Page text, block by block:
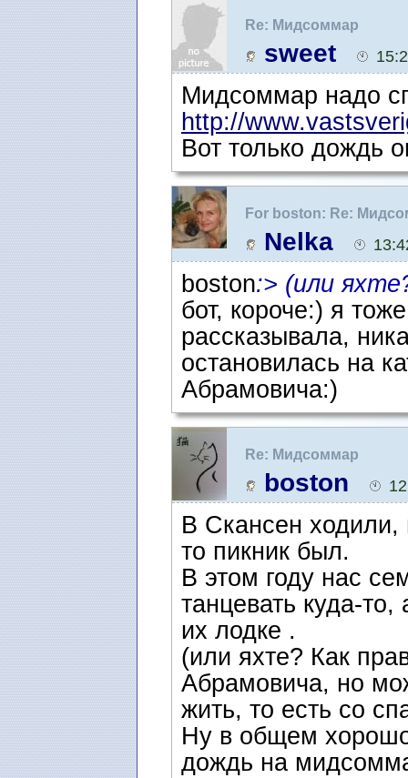
Re: Мидсоммар
sweet
Мидсоммар надо
http://
Вот только дождь
For boston: Re:
Nelka
boston:> (или
бот, короче:) я
рассказывала,
остановилась на
Абрамовича:)
Re: Мидсоммар
boston
В Скансен
то пикник был.
В этом году нас
танцевать куда-
их лодке .
(или яхте? Как
Абрамовича, но
жить, то есть со
Ну в общем
дождь на